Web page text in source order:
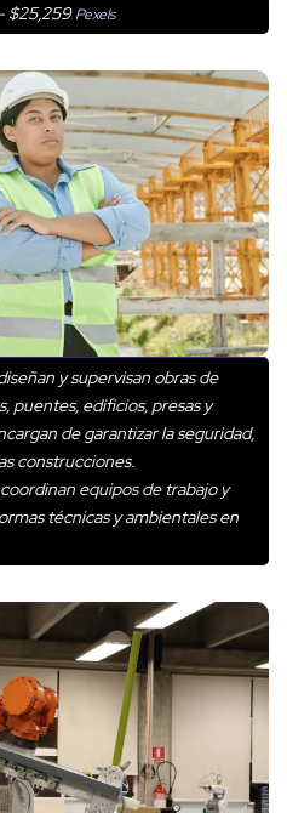
$25,259Pexels
y supervisan obras de
puentes, edificios, presas y
de garantizar la seguridad,
construcciones.
equipos de trabajo y
técnicas y ambientales en